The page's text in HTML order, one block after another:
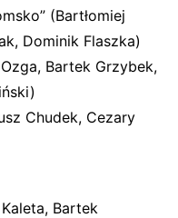
(Bartłomiej
Dominik Flaszka)
Bartek Grzybek,
Chudek, Cezary
Bartek